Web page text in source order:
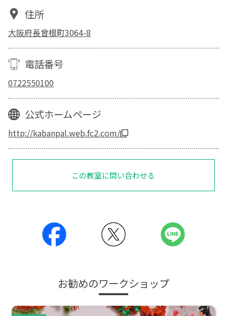
住所
大阪府長曾根町3064-8
電話番号
0722550100
公式ホームページ
http://kabanpal.web.fc2.com/
この教室に問い合わせる
お勧めのワークショップ